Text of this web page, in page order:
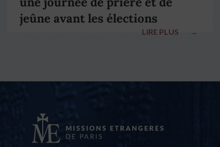
jeûne avant les élections
LIRE PLUS →